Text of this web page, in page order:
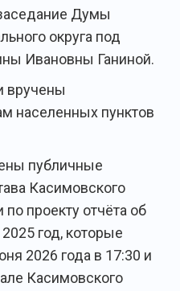
Думы
округа под
Ивановны Ганиной.
вручены
населенных пунктов
публичные
Касимовского
по проекту отчёта об
год, которые
2026 года в 17:30 и
Касимовского